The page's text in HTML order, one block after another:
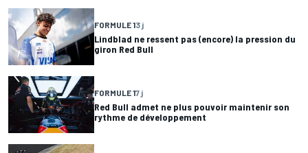
FORMULE 13 j
Lindblad ne ressent pas (encore) la pression du
giron Red Bull
FORMULE 17 j
Red Bull admet ne plus pouvoir maintenir son
rythme de développement